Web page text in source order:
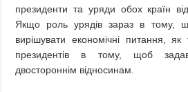
президенти та уряди обох країн
Якщо роль урядів зараз в тому,
вирішувати економічні питання, як
президентів в тому, щоб
двостороннім відносинам.